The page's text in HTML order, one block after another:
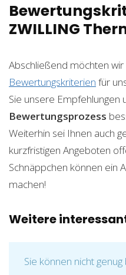
ZWILLING
Abschließend möchten
Bewertungskriterien für
Sie unsere Empfehlungen
Bewertungsprozess
Weiterhin sei Ihnen auch
kurzfristigen Angeboten
Schnäppchen können ein
machen!
Weitere
Sie können nicht